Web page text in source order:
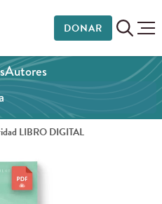
DONAR
Autores
LIBRO DIGITAL